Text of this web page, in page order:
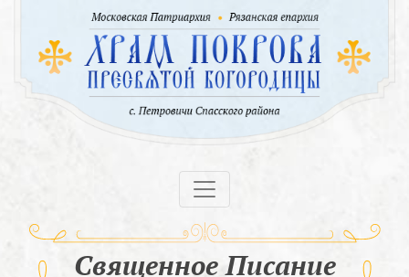
Священное Писание